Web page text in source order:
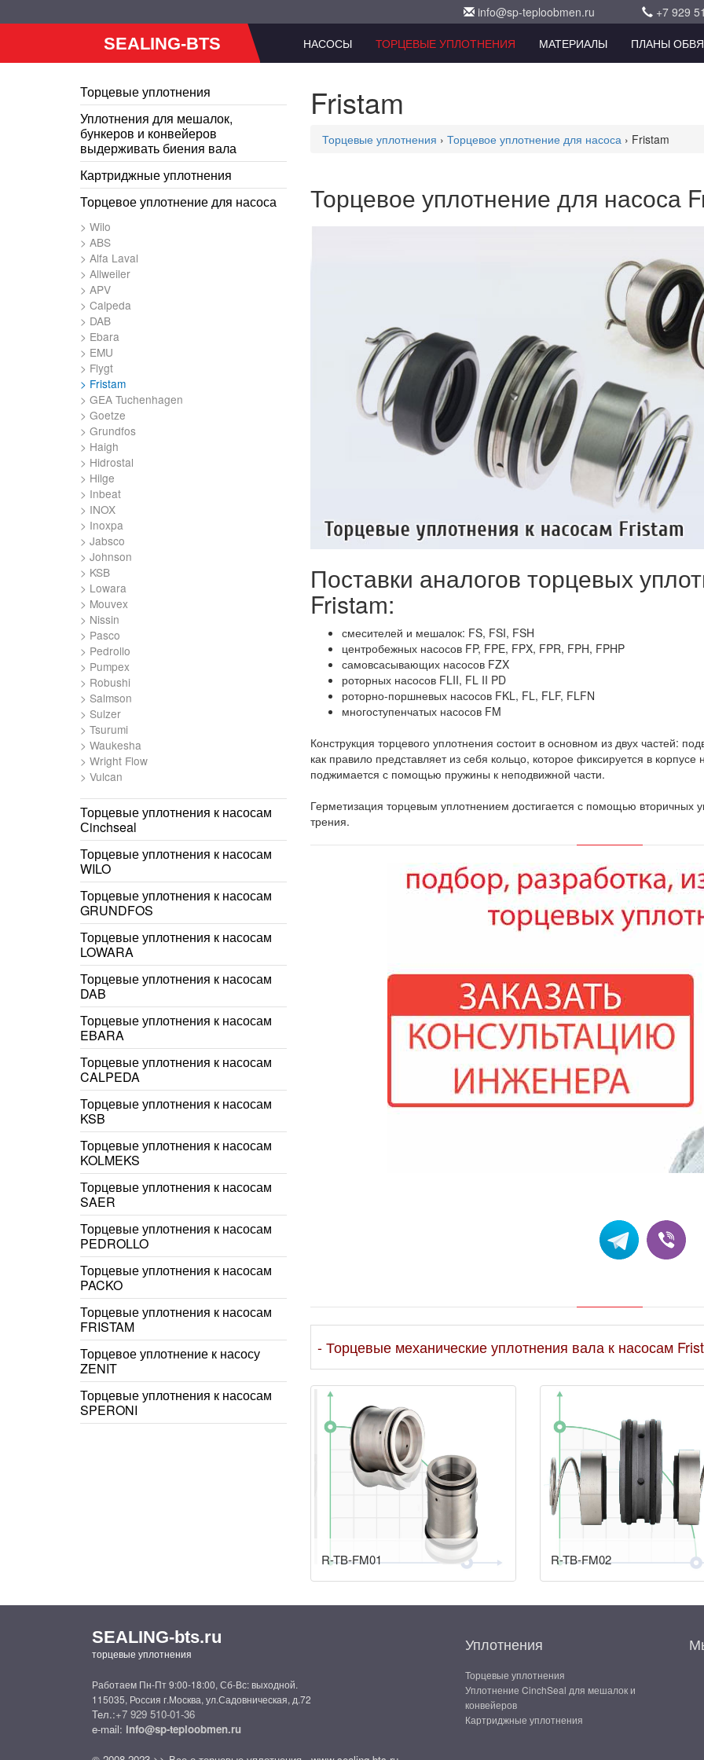
info@sp-teploobmen.ru +7 929
SEALING-BTS НАСОСЫ ТОРЦЕВЫЕ УПЛОТНЕНИЯ МАТЕРИАЛЫ ПЛАНЫ
Торцевые уплотнения
Уплотнения для мешалок,
бункеров и конвейеров
выдерживать биения вала
Картриджные уплотнения
Торцевое уплотнение для насоса
Wilo
ABS
Alfa Laval
Allweiler
APV
Calpeda
DAB
Ebara
EMU
Flygt
Fristam
GEA Tuchenhagen
Goetze
Grundfos
Haigh
Hidrostal
Hilge
Inbeat
INOX
Inoxpa
Jabsco
Johnson
KSB
Lowara
Mouvex
Nissin
Pasco
Pedrollo
Pumpex
Robushi
Salmson
Sulzer
Tsurumi
Waukesha
Wright Flow
Vulcan
Торцевые уплотнения к насосам
Сinchseal
Торцевые уплотнения к насосам
WILO
Торцевые уплотнения к насосам
GRUNDFOS
Торцевые уплотнения к насосам
LOWARA
Торцевые уплотнения к насосам
DAB
Торцевые уплотнения к насосам
EBARA
Торцевые уплотнения к насосам
CALPEDA
Торцевые уплотнения к насосам
KSB
Торцевые уплотнения к насосам
KOLMEKS
Торцевые уплотнения к насосам
SAER
Торцевые уплотнения к насосам
PEDROLLO
Торцевые уплотнения к насосам
PACKO
Торцевые уплотнения к насосам
FRISTAM
Торцевое уплотнение к насосу
ZENIT
Торцевые уплотнения к насосам
SPERONI
Fristam
Торцевые уплотнения › Торцевое уплотнение для насоса› Fristam
Торцевое уплотнение для насоса
Поставки аналогов торцевых
Fristam:
смесителей и мешалок: FS, FSI, FSH
центробежных насосов FP, FPE, FPX, FPR, FPH, FPHP
самовсасывающих насосов FZX
роторных насосов FLII, FL II PD
роторно-поршневых насосов FKL, FL, FLF, FLFN
многоступенчатых насосов FM
Конструкция торцевого уплотнения состоит в основном из двух частей:
как правило представляет из себя кольцо, которое фиксируется в
поджимается с помощью пружины к неподвижной части.
Герметизация торцевым уплотнением достигается с помощью вторичных
трения.
- Торцевые механические уплотнения вала к насосам
R-TB-FM01 R-TB-FM02
SEALING-bts.ru
торцевые уплотнения
Работаем Пн-Пт 9:00-18:00, Сб-Вс: выходной.
115035, Россия г.Москва, ул.Садовническая, д.72
Тел.:+7 929 510-01-36
e-mail: info@sp-teploobmen.ru
Уплотнения
Торцевые уплотнения
Уплотнение CinchSeal для мешалок и
конвейеров
Картриджные уплотнения